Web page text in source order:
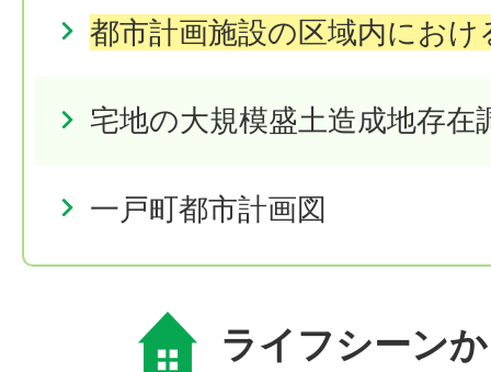
都市計画施設の区域内におけ
宅地の大規模盛土造成地存在
一戸町都市計画図
ライフシーン